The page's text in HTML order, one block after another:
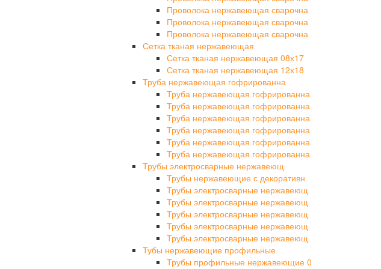
Проволока нержавеющая сварочна
Проволока нержавеющая сварочна
Проволока нержавеющая сварочна
Сетка тканая нержавеющая
Сетка тканая нержавеющая 08х17
Сетка тканая нержавеющая 12х18
Труба нержавеющая гофрированна
Труба нержавеющая гофрированна
Труба нержавеющая гофрированна
Труба нержавеющая гофрированна
Труба нержавеющая гофрированна
Труба нержавеющая гофрированна
Труба нержавеющая гофрированна
Трубы электросварные нержавеющ
Трубы нержавеющие с декоративн
Трубы электросварные нержавеющ
Трубы электросварные нержавеющ
Трубы электросварные нержавеющ
Трубы электросварные нержавеющ
Трубы электросварные нержавеющ
Тубы нержавеющие профильные
Трубы профильные нержавеющие 0